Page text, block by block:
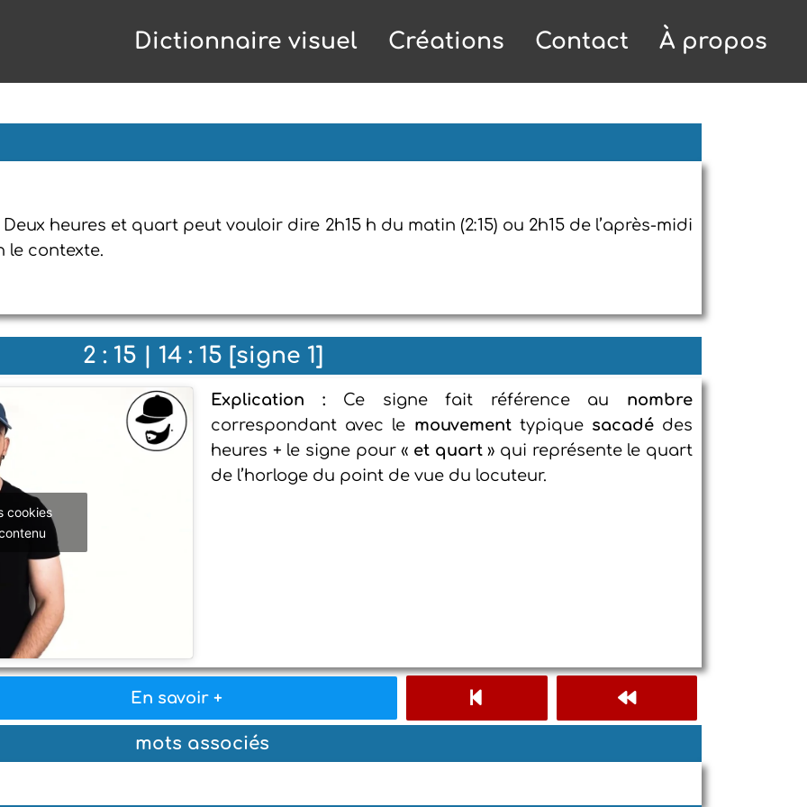
Dictionnaire visuel Créations Contact À propos
Deux heures et quart peut vouloir dire 2h15 h du matin (2:15) ou 2h15 de l’après-midi
le contexte.
2 : 15 | 14 : 15 [signe 1]
cookies
Explication : Ce signe fait référence au nombre
correspondant avec le mouvementtypiquesacadédes
heures + le signe pour « et quart» qui représente le quart
de l’horloge du point de vue du locuteur.
En savoir +
mots associés